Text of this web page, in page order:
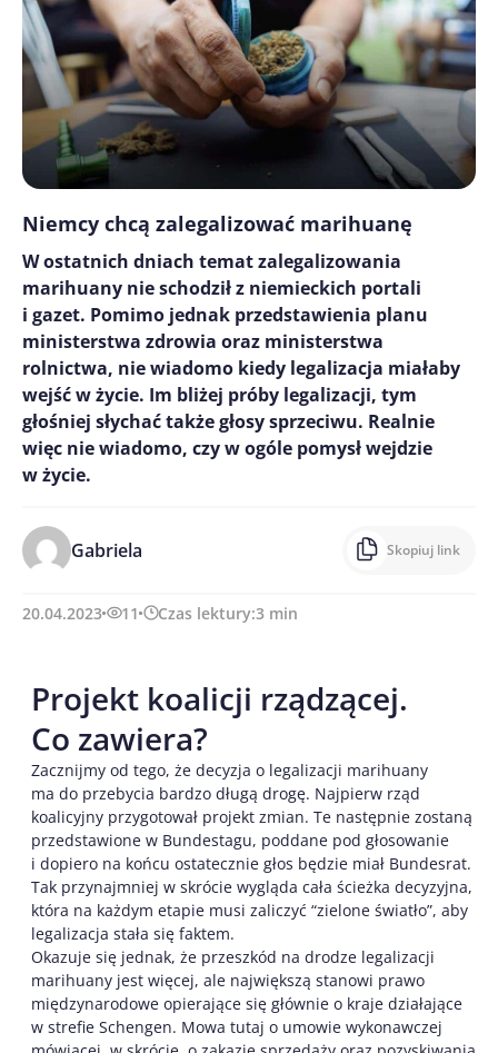
Niemcy chcą zalegalizować marihuanę
W ostatnich dniach temat zalegalizowania
marihuany nie schodził z niemieckich portali
i gazet. Pomimo jednak przedstawienia planu
ministerstwa zdrowia oraz ministerstwa
rolnictwa, nie wiadomo kiedy legalizacja miałaby
wejść w życie. Im bliżej próby legalizacji, tym
głośniej słychać także głosy sprzeciwu. Realnie
więc nie wiadomo, czy w ogóle pomysł wejdzie
w życie.
Gabriela Skopiuj link
20.04.2023 11 Czas lektury:3 min
Projekt koalicji rządzącej.
Co zawiera?
Zacznijmy od tego, że decyzja o legalizacji marihuany
ma do przebycia bardzo długą drogę. Najpierw rząd
koalicyjny przygotował projekt zmian. Te następnie zostaną
przedstawione w Bundestagu, poddane pod głosowanie
i dopiero na końcu ostatecznie głos będzie miał Bundesrat.
Tak przynajmniej w skrócie wygląda cała ścieżka decyzyjna,
która na każdym etapie musi zaliczyć “zielone światło”, aby
legalizacja stała się faktem.
Okazuje się jednak, że przeszkód na drodze legalizacji
marihuany jest więcej, ale największą stanowi prawo
międzynarodowe opierające się głównie o kraje działające
w strefie Schengen. Mowa tutaj o umowie wykonawczej